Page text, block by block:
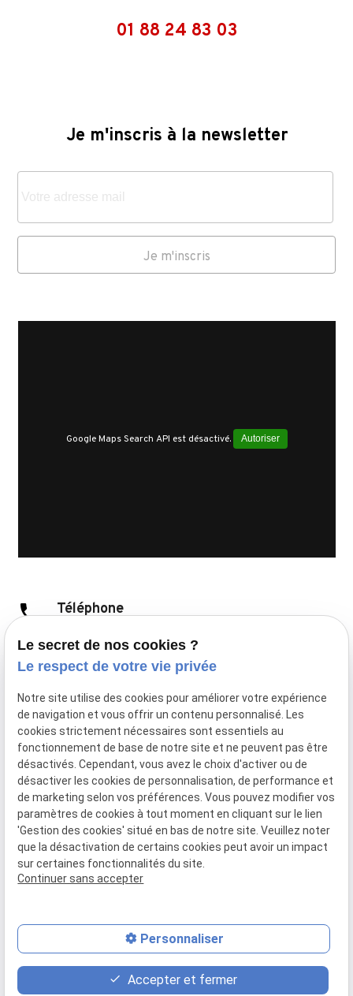
01 88 24 83 03
Je m'inscris à la newsletter
Google Maps Search API est désactivé. Autoriser
phone Téléphone
01 88 24 83 03
pin_drop Adresse
36 Avenue d'Eylau
75116 PARIS
Mentions légales
Politique de confidentialité
Le secret de nos cookies ?
Le respect de votre vie privée
Notre site utilise des cookies pour améliorer votre expérience
de navigation et vous offrir un contenu personnalisé. Les
cookies strictement nécessaires sont essentiels au
fonctionnement de base de notre site et ne peuvent pas être
désactivés. Cependant, vous avez le choix d'activer ou de
désactiver les cookies de personnalisation, de performance et
de marketing selon vos préférences. Vous pouvez modifier vos
paramètres de cookies à tout moment en cliquant sur le lien
'Gestion des cookies' situé en bas de notre site. Veuillez noter
que la désactivation de certains cookies peut avoir un impact
sur certaines fonctionnalités du site.
Continuer sans accepter
Personnaliser
Accepter et fermer